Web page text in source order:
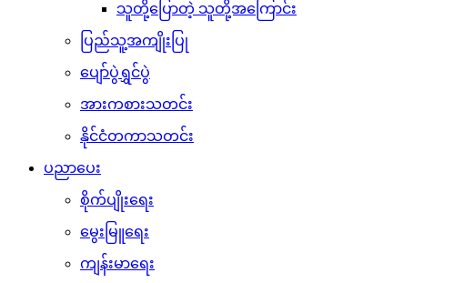
သူတို့ပြောတဲ့ သူတို့အကြောင်း
ပြည်သူ့အကျိုးပြု
ပျော်ပွဲရွှင်ပွဲ
အားကစားသတင်း
နိုင်ငံတကာသတင်း
ပညာပေး
စိုက်ပျိုးရေး
မွေးမြူရေး
ကျန်းမာရေး